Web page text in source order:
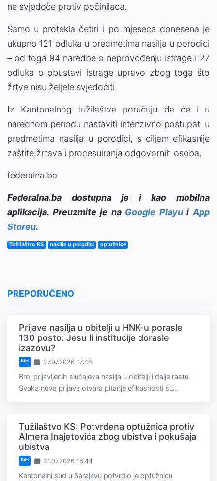
ne svjedoče protiv počinilaca.
Samo u protekla četiri i po mjeseca donesena je
ukupno 121 odluka u predmetima nasilja u porodici
– od toga 94 naredbe o neprovođenju istrage i 27
odluka o obustavi istrage upravo zbog toga što
žrtve nisu željele svjedočiti.
Iz Kantonalnog tužilaštva poručuju da će i u
narednom periodu nastaviti intenzivno postupati u
predmetima nasilja u porodici, s ciljem efikasnije
zaštite žrtava i procesuiranja odgovornih osoba.
federalna.ba
Federalna.ba dostupna je i kao mobilna
aplikacija. Preuzmite je na Google PlayuiApp
Storeu.
Tužilaštvo KS nasilje u porodici optužnice
PREPORUČENO
Prijave nasilja u obitelji u HNK-u porasle
130 posto: Jesu li institucije dorasle
izazovu?
BiH 27.07.2026 17:48
Broj prijavljenih slučajeva nasilja u obitelji i dalje raste.
Svaka nova prijava otvara pitanje efikasnosti su...
Tužilaštvo KS: Potvrđena optužnica protiv
Almera Inajetovića zbog ubistva i pokušaja
ubistva
BiH 21.07.2026 16:44
Kantonalni sud u Sarajevu potvrdio je optužnicu